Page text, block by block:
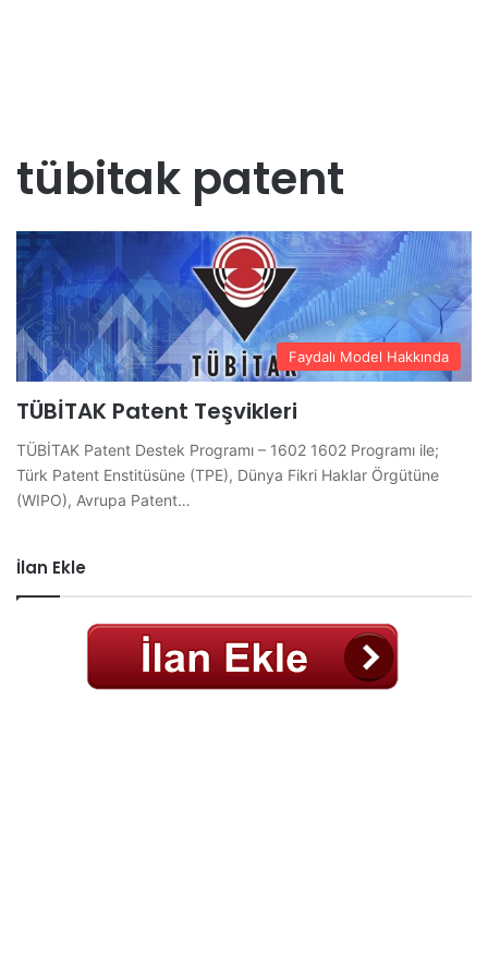
tübitak patent
Faydalı Model Hakkında
TÜBİTAK Patent Teşvikleri
TÜBİTAK Patent Destek Programı – 1602 1602 Programı ile;
Türk Patent Enstitüsüne (TPE), Dünya Fikri Haklar Örgütüne
(WIPO), Avrupa Patent…
İlan Ekle